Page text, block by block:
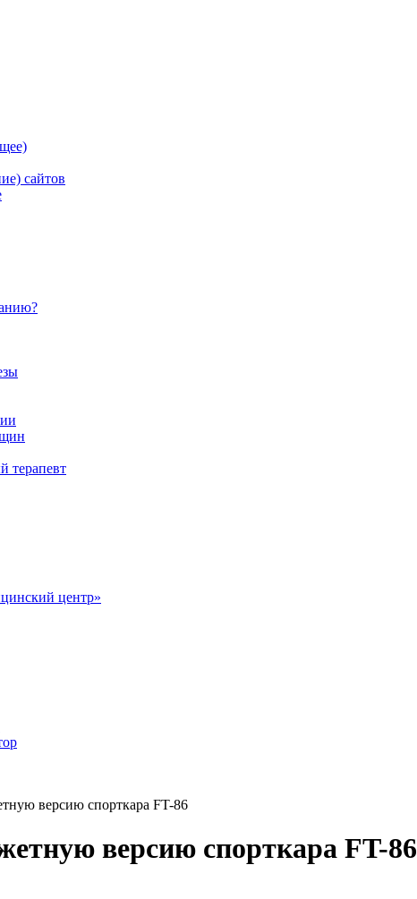
сайтов
терапевт
центр»
версию спорткара FT-86
версию спорткара FT-86